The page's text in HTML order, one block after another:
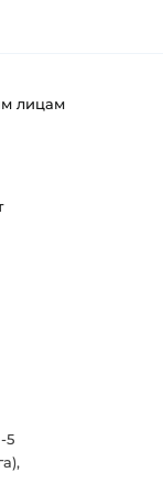
лицам
5